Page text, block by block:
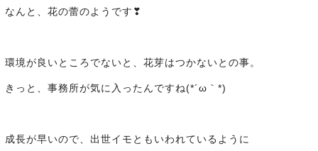
なんと、花の蕾のようです❣
環境が良いところでないと、花芽はつかないとの事。
きっと、事務所が気に入ったんですね(*´ω｀*)
成長が早いので、出世イモともいわれているように